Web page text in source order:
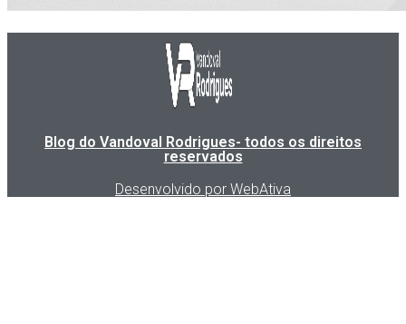
Blog do Vandoval Rodrigues- todos os direitos
reservados
Desenvolvido por WebAtiva